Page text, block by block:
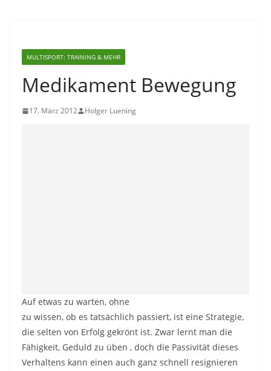
MULTISPORT: TRAINING & MEHR
Medikament Bewegung
17. März 2012 Holger Luening
Auf etwas zu warten, ohne
zu wissen, ob es tatsächlich passiert, ist eine Strategie,
die selten von Erfolg gekrönt ist. Zwar lernt man die
Fähigkeit, Geduld zu üben , doch die Passivität dieses
Verhaltens kann einen auch ganz schnell resignieren